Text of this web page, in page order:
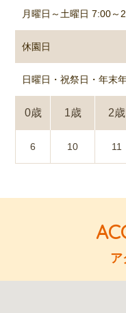
月曜日～土曜日 7:00～
休園日
日曜日・祝祭日・年末
0歳 1歳 2歳
6 10 11
ア